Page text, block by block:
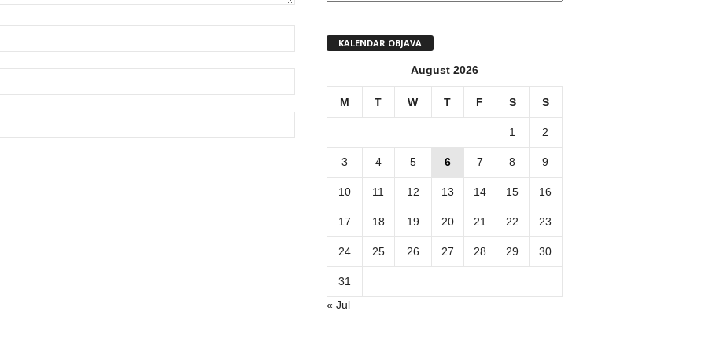
KALENDAR OBJAVA
August 2026
M T W T F S S
1 2
3 4 5 6 7 8 9
10 11 12 13 14 15 16
17 18 19 20 21 22 23
24 25 26 27 28 29 30
31
« Jul